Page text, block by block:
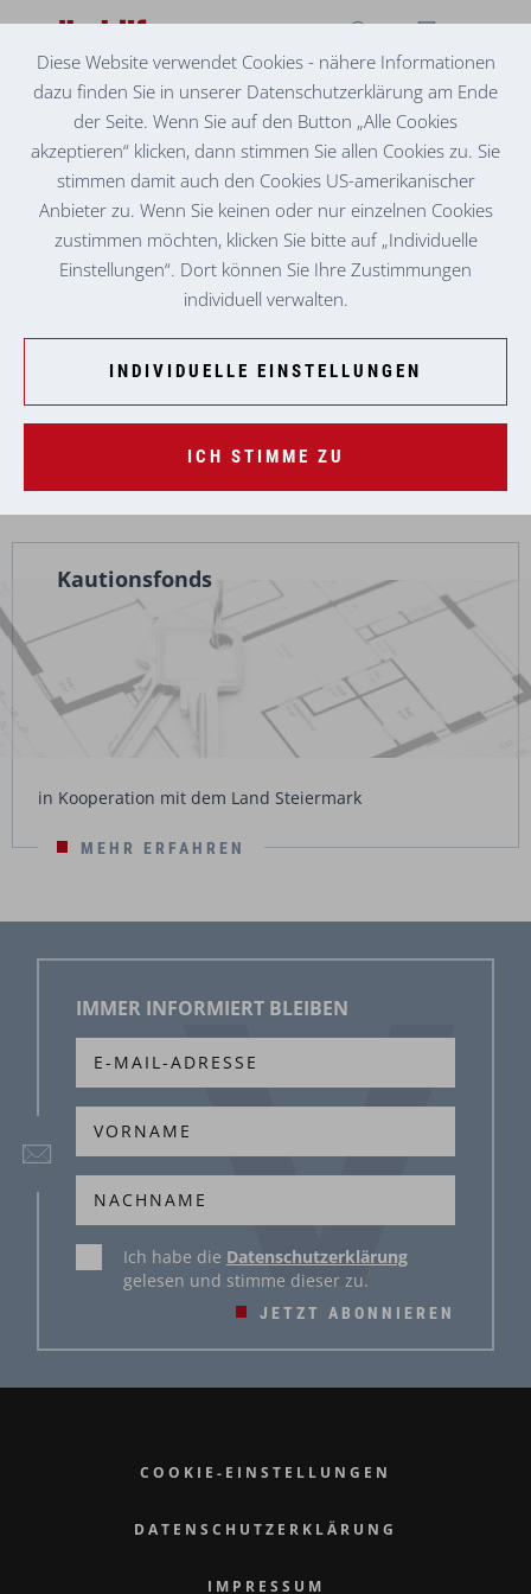
UNTERSTÜTZUNG FÜR
MENSCHEN IN NOT
Unterstützung im Notfall
MEHR ERFAHREN
Kautionsfonds
in Kooperation mit dem Land Steiermark
MEHR ERFAHREN
IMMER INFORMIERT BLEIBEN
JETZT ABONNIEREN
Ich habe die Datenschutzerklärung
gelesen und stimme dieser zu.
COOKIE-EINSTELLUNGEN
DATENSCHUTZERKLÄRUNG
IMPRESSUM
Diese Website verwendet Cookies - nähere Informationen
dazu finden Sie in unserer Datenschutzerklärung am Ende
der Seite. Wenn Sie auf den Button „Alle Cookies
akzeptieren“ klicken, dann stimmen Sie allen Cookies zu. Sie
stimmen damit auch den Cookies US-amerikanischer
Anbieter zu. Wenn Sie keinen oder nur einzelnen Cookies
zustimmen möchten, klicken Sie bitte auf „Individuelle
Einstellungen“. Dort können Sie Ihre Zustimmungen
individuell verwalten.
INDIVIDUELLE EINSTELLUNGEN
ICH STIMME ZU